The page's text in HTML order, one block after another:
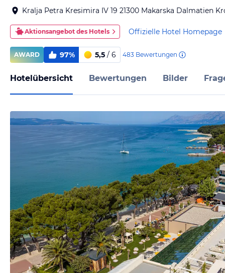
Kralja Petra Kresimira IV 19 21300 Makarska Dalmatien
Aktionsangebot des Hotels Offizielle Hotel Homepage
AWARD 97% 5,5 / 6 483 Bewertungen
Hotelübersicht Bewertungen Bilder